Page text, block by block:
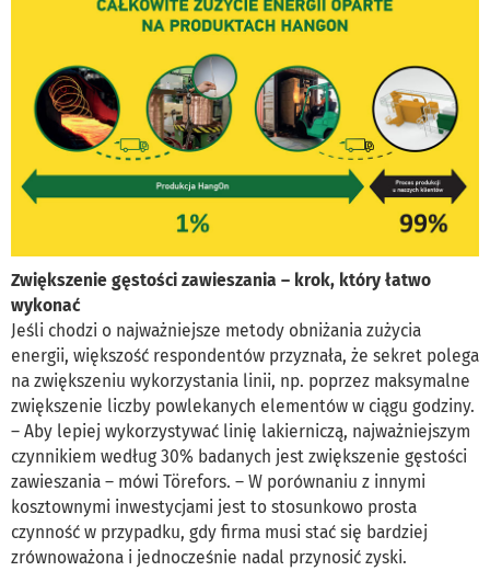
Zwiększenie gęstości zawieszania – krok, który łatwo
wykonać
Jeśli chodzi o najważniejsze metody obniżania zużycia
energii, większość respondentów przyznała, że sekret polega
na zwiększeniu wykorzystania linii, np. poprzez maksymalne
zwiększenie liczby powlekanych elementów w ciągu godziny.
– Aby lepiej wykorzystywać linię lakierniczą, najważniejszym
czynnikiem według 30% badanych jest zwiększenie gęstości
zawieszania – mówi Törefors. – W porównaniu z innymi
kosztownymi inwestycjami jest to stosunkowo prosta
czynność w przypadku, gdy firma musi stać się bardziej
zrównoważona i jednocześnie nadal przynosić zyski.